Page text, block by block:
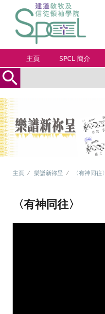
主頁 SPCL 簡介
search
主頁 樂譜新祢呈 〈有神同往〉
〈有神同往〉